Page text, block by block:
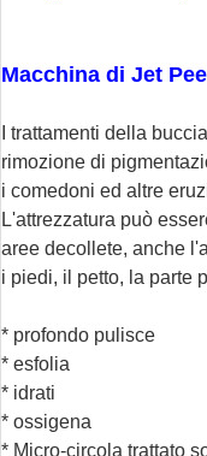
Macchina di Jet
I trattamenti della
rimozione di
i comedoni ed altre
L'attrezzatura può
aree decollete, anche
i piedi, il petto, la parte
* profondo pulisce
* esfolia
* idrati
* ossigena
* Micro-circola trattato